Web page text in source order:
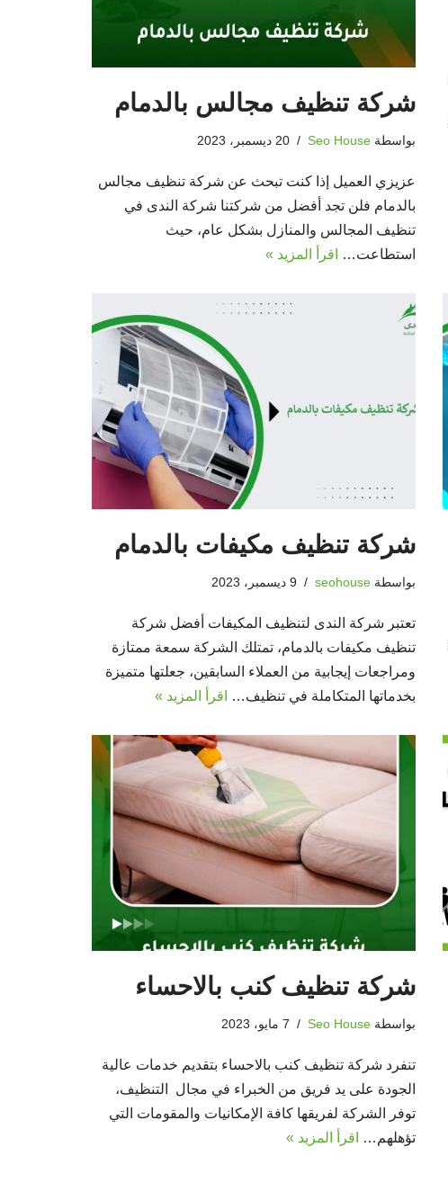
شركة تنظيف مجالس بالدمام
بواسطة Seo House 20 ديسمبر، 2023
عزيزي العميل إذا كنت تبحث عن شركة تنظيف مجالس
بالدمام فلن تجد أفضل من شركتنا شركة الندى في
تنظيف المجالس والمنازل بشكل عام، حيث
استطاعت…
اقرأ المزيد »
شركة تنظيف مكيفات بالدمام
بواسطة seohouse 9 ديسمبر، 2023
تعتبر شركة الندى لتنظيف المكيفات أفضل شركة
تنظيف مكيفات بالدمام، تمتلك الشركة سمعة ممتازة
ومراجعات إيجابية من العملاء السابقين، جعلتها متميزة
بخدماتها المتكاملة في تنظيف…
اقرأ المزيد »
شركة تنظيف كنب بالاحساء
بواسطة Seo House 7 مايو، 2023
تنفرد شركة تنظيف كنب بالاحساء بتقديم خدمات عالية
الجودة على يد فريق من الخبراء في مجال التنظيف،
توفر الشركة لفريقها كافة الإمكانيات والمقومات التي
تؤهلهم…
اقرأ المزيد »